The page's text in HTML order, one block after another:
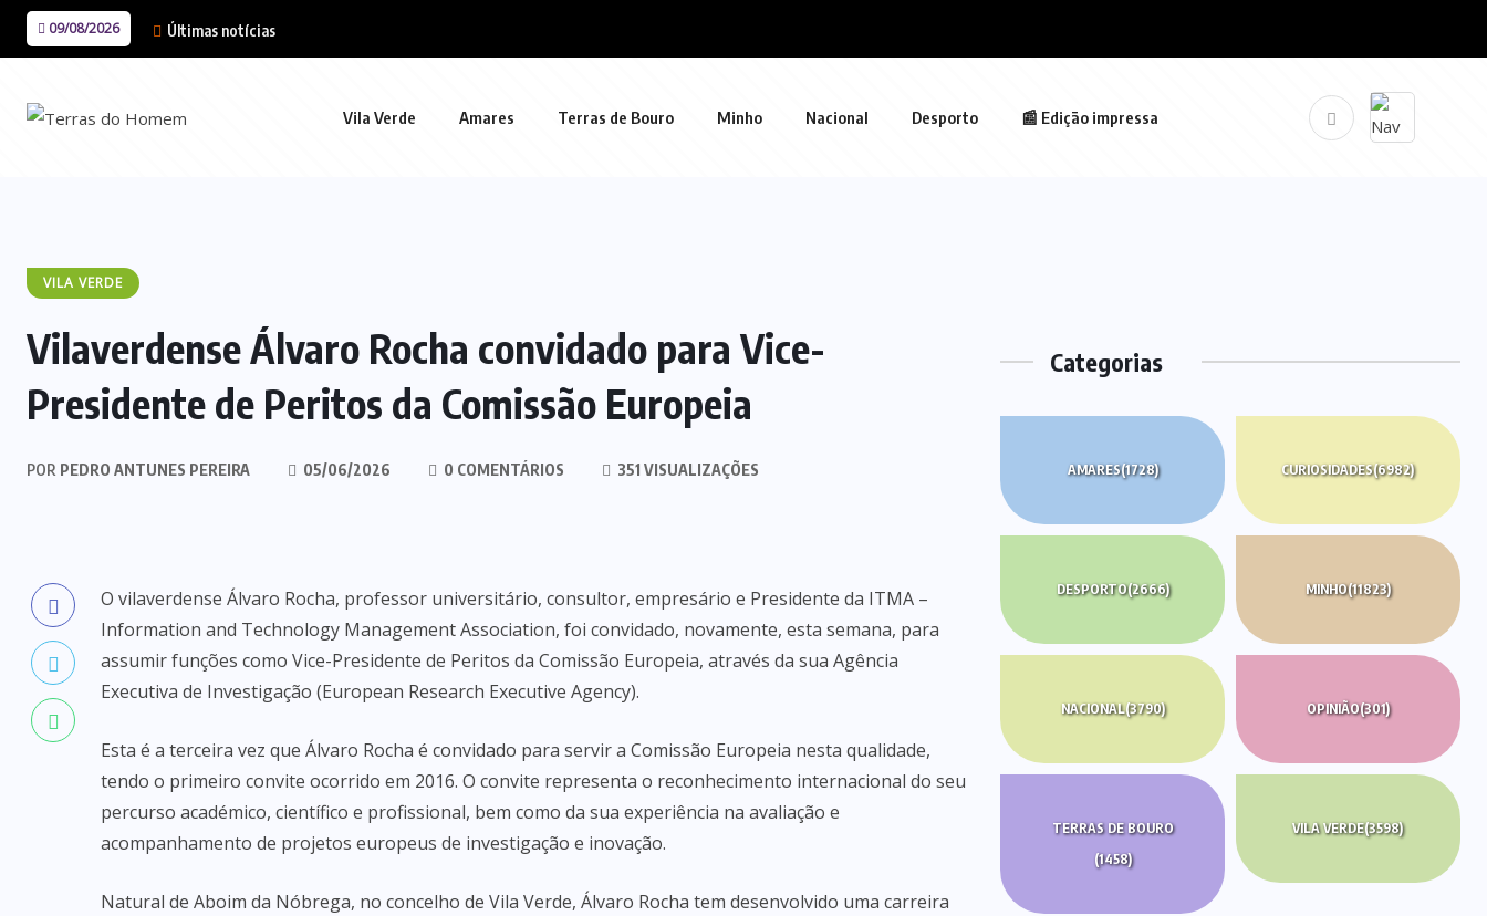
09/08/2026 Últimas notícias
Vila Verde Amares Terras de Bouro Minho Nacional Desporto 📰 Edição impressa
VILA VERDE
Vilaverdense Álvaro Rocha convidado para Vice-
Presidente de Peritos da Comissão Europeia
POR PEDRO ANTUNES PEREIRA 05/06/2026 0 COMENTÁRIOS 351 VISUALIZAÇÕES
O vilaverdense Álvaro Rocha, professor universitário, consultor, empresário e Presidente da ITMA –
Information and Technology Management Association, foi convidado, novamente, esta semana, para
assumir funções como Vice-Presidente de Peritos da Comissão Europeia, através da sua Agência
Executiva de Investigação (European Research Executive Agency).
Esta é a terceira vez que Álvaro Rocha é convidado para servir a Comissão Europeia nesta qualidade,
tendo o primeiro convite ocorrido em 2016. O convite representa o reconhecimento internacional do seu
percurso académico, científico e profissional, bem como da sua experiência na avaliação e
acompanhamento de projetos europeus de investigação e inovação.
Natural de Aboim da Nóbrega, no concelho de Vila Verde, Álvaro Rocha tem desenvolvido uma carreira
Categorias
AMARES(1728) CURIOSIDADES(6982)
DESPORTO(2666) MINHO(11823)
NACIONAL(3790) OPINIÃO(301)
TERRAS DE BOURO
(1458)
VILA VERDE(3598)